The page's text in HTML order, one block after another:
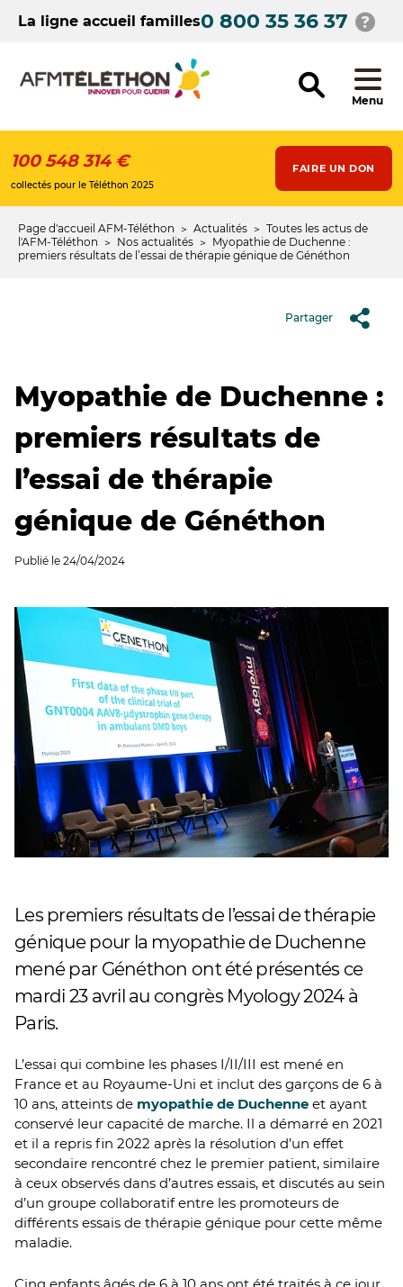
contenuLa ligne accueil familles0 800 35 36 37
Menu
100 548 314 €
collectés pour le Téléthon 2025
FAIRE UN DON
Fil
d'Ariane
Page d'accueil AFM-Téléthon Actualités
Toutes les actus de
l'AFM-Téléthon
Nos actualités
Myopathie de Duchenne :
premiers résultats de l’essai de thérapie génique de Généthon
Partager
Myopathie de Duchenne :
premiers résultats de
l’essai de thérapie
génique de Généthon
Publié le 24/04/2024
Les premiers résultats de l’essai de thérapie
génique pour la myopathie de Duchenne
mené par Généthon ont été présentés ce
mardi 23 avril au congrès Myology 2024 à
Paris.
L’essai qui combine les phases I/II/III est mené en
France et au Royaume-Uni et inclut des garçons de 6 à
10 ans, atteints de myopathie de Duchenne et ayant
conservé leur capacité de marche. Il a démarré en 2021
et il a repris fin 2022 après la résolution d’un effet
secondaire rencontré chez le premier patient, similaire
à ceux observés dans d’autres essais, et discutés au sein
d’un groupe collaboratif entre les promoteurs de
différents essais de thérapie génique pour cette même
maladie.